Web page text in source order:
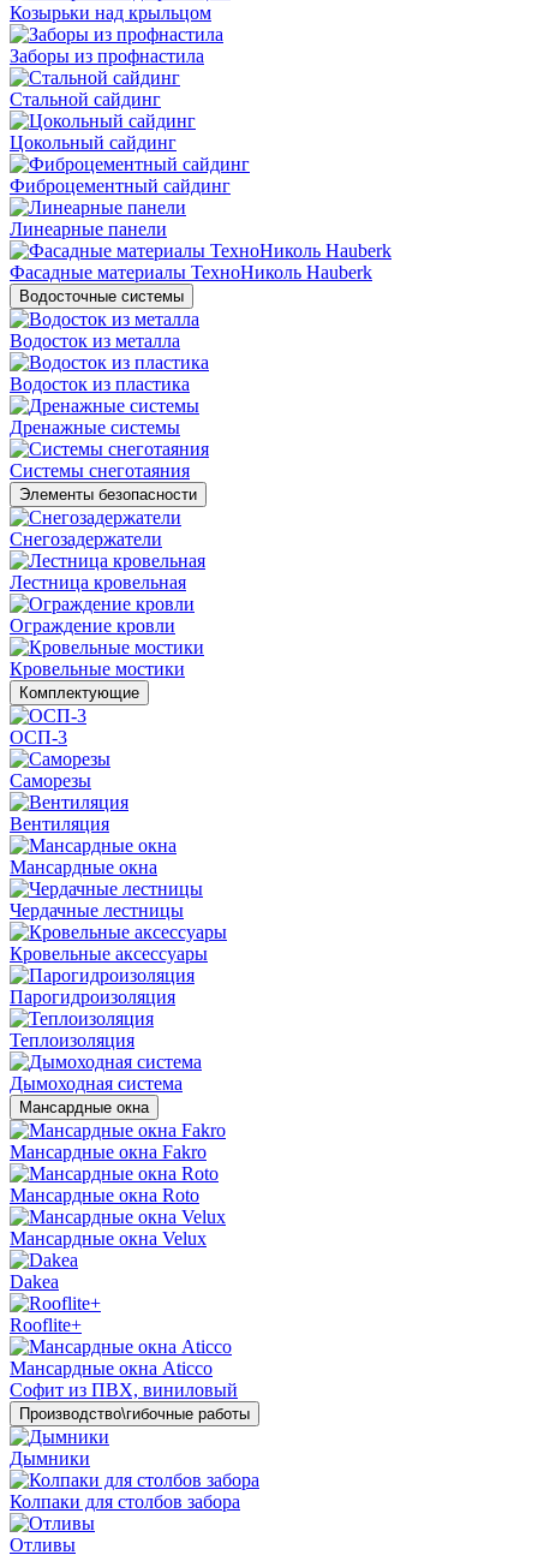
Козырьки над крыльцом
Заборы из профнастила
Стальной сайдинг
Цокольный сайдинг
Фиброцементный сайдинг
Линеарные панели
Фасадные материалы ТехноНиколь Hauberk
Водосточные системы
Водосток из металла
Водосток из пластика
Дренажные системы
Системы снеготаяния
Элементы безопасности
Снегозадержатели
Лестница кровельная
Ограждение кровли
Кровельные мостики
Комплектующие
ОСП-3
Саморезы
Вентиляция
Мансардные окна
Чердачные лестницы
Кровельные аксессуары
Парогидроизоляция
Теплоизоляция
Дымоходная система
Мансардные окна
Мансардные окна Fakro
Мансардные окна Roto
Мансардные окна Velux
Dakea
Rooflite+
Мансардные окна Aticco
Софит из ПВХ, виниловый
Производство\гибочные работы
Дымники
Колпаки для столбов забора
Отливы